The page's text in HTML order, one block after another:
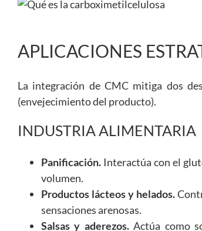
APLICACIONES
La integración de CMC mitiga dos
(envejecimiento del producto).
INDUSTRIA ALIMENTARIA
Panificación. Interactúa con el
volumen.
Productos lácteos y helados.
sensaciones arenosas.
Salsas y aderezos.Actúa como